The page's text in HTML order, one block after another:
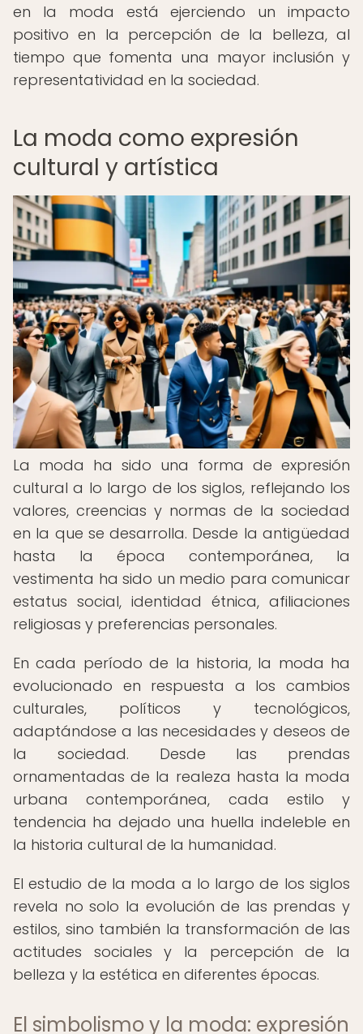
en la moda está ejerciendo un impacto
positivo en la percepción de la belleza, al
tiempo que fomenta una mayor inclusión y
representatividad en la sociedad.
La moda como expresión
cultural y artística
La moda ha sido una forma de expresión
cultural a lo largo de los siglos, reflejando los
valores, creencias y normas de la sociedad
en la que se desarrolla. Desde la antigüedad
hasta la época contemporánea, la
vestimenta ha sido un medio para comunicar
estatus social, identidad étnica, afiliaciones
religiosas y preferencias personales.
En cada período de la historia, la moda ha
evolucionado en respuesta a los cambios
culturales, políticos y tecnológicos,
adaptándose a las necesidades y deseos de
la sociedad. Desde las prendas
ornamentadas de la realeza hasta la moda
urbana contemporánea, cada estilo y
tendencia ha dejado una huella indeleble en
la historia cultural de la humanidad.
El estudio de la moda a lo largo de los siglos
revela no solo la evolución de las prendas y
estilos, sino también la transformación de las
actitudes sociales y la percepción de la
belleza y la estética en diferentes épocas.
El simbolismo y la moda: expresión